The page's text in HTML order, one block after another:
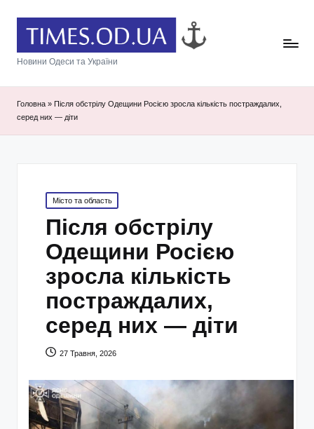
Новини Одеси та України
Головна » Після обстрілу Одещини Росією зросла кількість постраждалих,
серед них — діти
Posted
in
Місто та область
Після обстрілу
Одещини Росією
зросла кількість
постраждалих,
серед них — діти
27 Травня, 2026